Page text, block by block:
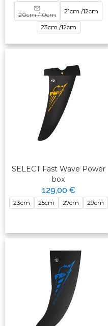
20cm /10cm 21cm /12cm
23cm /12cm
SELECT Fast Wave Power
box
129,00 €
23cm 25cm 27cm 29cm